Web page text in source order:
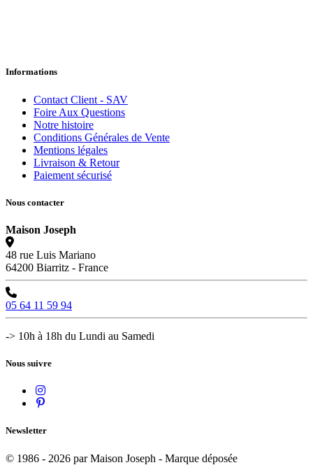
Informations
Contact Client - SAV
Foire Aux Questions
Notre histoire
Conditions Générales de Vente
Mentions légales
Livraison & Retour
Paiement sécurisé
Nous contacter
Maison Joseph
48 rue Luis Mariano
64200 Biarritz - France
05 64 11 59 94
-> 10h à 18h du Lundi au Samedi
Nous suivre
Newsletter
© 1986 - 2026 par Maison Joseph - Marque déposée